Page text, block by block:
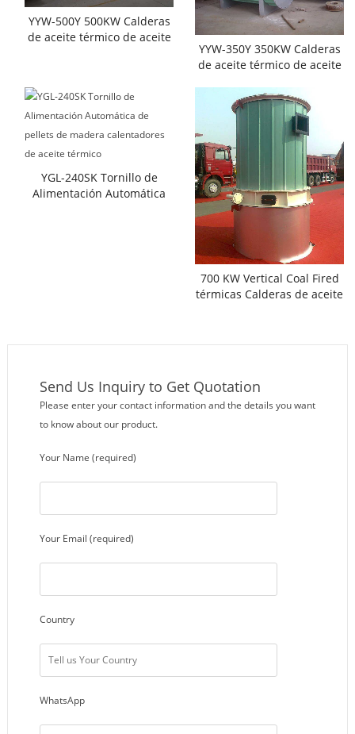
YYW-500Y 500KW Calderas
de aceite térmico de aceite
YYW-350Y 350KW Calderas
de aceite térmico de aceite
YGL-240SK Tornillo de
Alimentación Automática
700 KW Vertical Coal Fired
térmicas Calderas de aceite
Send Us Inquiry to Get Quotation
Please enter your contact information and the details you want
to know about our product.
Your Name (required)
Your Email (required)
Country
WhatsApp